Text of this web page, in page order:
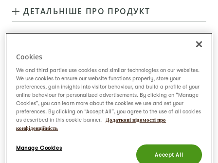
ДЕТАЛЬНІШЕ ПРО ПРОДУКТ
Що у складі чаю?
лемонграс (45%), руйбуш (20%), листя
апельсину, куркума (11%),
ароматизатор натуральний, обліпиха
Cookies
We and third parties use cookies and similar technologies on our websites.
We use cookies to ensure our website functions properly, store your
preferences, gain insights into visitor behaviour, and build a profile of your
online behaviour for personalized advertisements. By clicking on “Manage
Cookies”, you can learn more about the cookies we use and set your
preferences. By clicking on “Accept All”, you agree to the use of all cookies
as described in this cookie banner.
Додаткові відомості про
конфіденційність
Manage Cookies
Accept All